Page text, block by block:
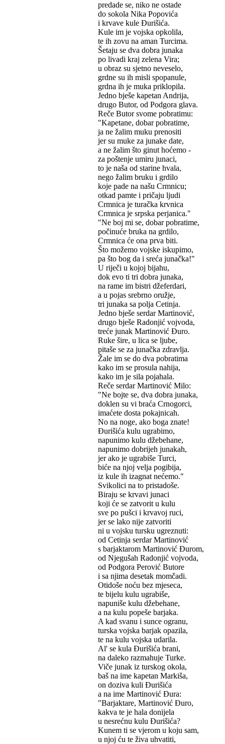
predade se, niko ne ostade
do sokola Nika Popovića
i krvave kule Đurišića.
Kule im je vojska opkolila,
te ih zovu na aman Turcima.
Šetaju se dva dobra junaka
po livadi kraj zelena Vira;
u obraz su sjetno neveselo,
grdne su ih misli spopanule,
grdna ih je muka priklopila.
Jedno bješe kapetan Andrija,
drugo Butor, od Podgora glava.
Reče Butor svome pobratimu:
"Kapetane, dobar pobratime,
ja ne žalim muku prenositi
jer su muke za junake date,
a ne žalim što ginut hoćemo -
za poštenje umiru junaci,
to je naša od starine hvala,
nego žalim bruku i grdilo
koje pade na našu Crmnicu;
otkad pamte i pričaju ljudi
Crmnica je turačka krvnica
Crmnica je srpska perjanica."
"Ne boj mi se, dobar pobratime,
počinuće bruka na grdilo,
Crmnica će ona prva biti.
Što možemo vojske iskupimo,
pa što bog da i sreća junačka!"
U riječi u kojoj bijahu,
dok evo ti tri dobra junaka,
na rame im bistri džeferdari,
a u pojas srebrno oružje,
tri junaka sa polja Cetinja.
Jedno bješe serdar Martinović,
drugo bješe Radonjić vojvoda,
treće junak Martinović Đuro.
Ruke šire, u lica se ljube,
pitaše se za junačka zdravlja.
Žale im se do dva pobratima
kako im se prosula nahija,
kako im je sila pojahala.
Reče serdar Martinović Milo:
"Ne bojte se, dva dobra junaka,
doklen su vi braća Crnogorci,
imaćete dosta pokajnicah.
No na noge, ako boga znate!
Đurišića kulu ugrabimo,
napunimo kulu džebehane,
napunimo dobrijeh junakah,
jer ako je ugrabiše Turci,
biće na njoj velja pogibija,
iz kule ih izagnat nećemo."
Svikolici na to pristadoše.
Biraju se krvavi junaci
koji će se zatvorit u kulu
sve po pušci i krvavoj ruci,
jer se lako nije zatvoriti
ni u vojsku tursku ugreznuti:
od Cetinja serdar Martinović
s barjaktarom Martinović Đurom,
od Njegušah Radonjić vojvoda,
od Podgora Perović Butore
i sa njima desetak momčadi.
Otidoše noću bez mjeseca,
te bijelu kulu ugrabiše,
napuniše kulu džebehane,
a na kulu popeše barjaka.
A kad svanu i sunce ogranu,
turska vojska barjak opazila,
te na kulu vojska udarila.
Al' se kula Đurišića brani,
na daleko razmahuje Turke.
Viče junak iz turskog okola,
baš na ime kapetan Markiša,
on doziva kuli Đurišića
a na ime Martinović Đura:
"Barjaktare, Martinović Đuro,
kakva te je hala donijela
u nesrećnu kulu Đurišića?
Kunem ti se vjerom u koju sam,
u njoj ću te živa uhvatiti,